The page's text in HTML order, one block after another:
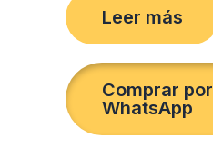
Leer más
Comprar por
WhatsApp